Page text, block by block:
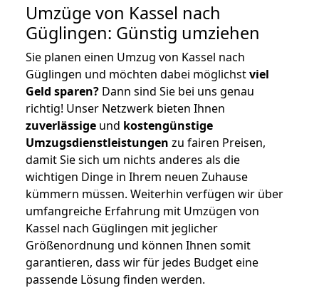
Umzüge von Kassel nach
Güglingen: Günstig umziehen
Sie planen einen Umzug von Kassel nach
Güglingen und möchten dabei möglichstviel
Geld sparen? Dann sind Sie bei uns genau
richtig! Unser Netzwerk bieten Ihnen
zuverlässige und kostengünstige
Umzugsdienstleistungen zu fairen Preisen,
damit Sie sich um nichts anderes als die
wichtigen Dinge in Ihrem neuen Zuhause
kümmern müssen. Weiterhin verfügen wir über
umfangreiche Erfahrung mit Umzügen von
Kassel nach Güglingen mit jeglicher
Größenordnung und können Ihnen somit
garantieren, dass wir für jedes Budget eine
passende Lösung finden werden.